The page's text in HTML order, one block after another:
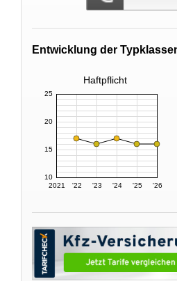
Entwicklung der
Haftpflicht
2021 '22 '23 '24 '25 '26
10
15
20
25